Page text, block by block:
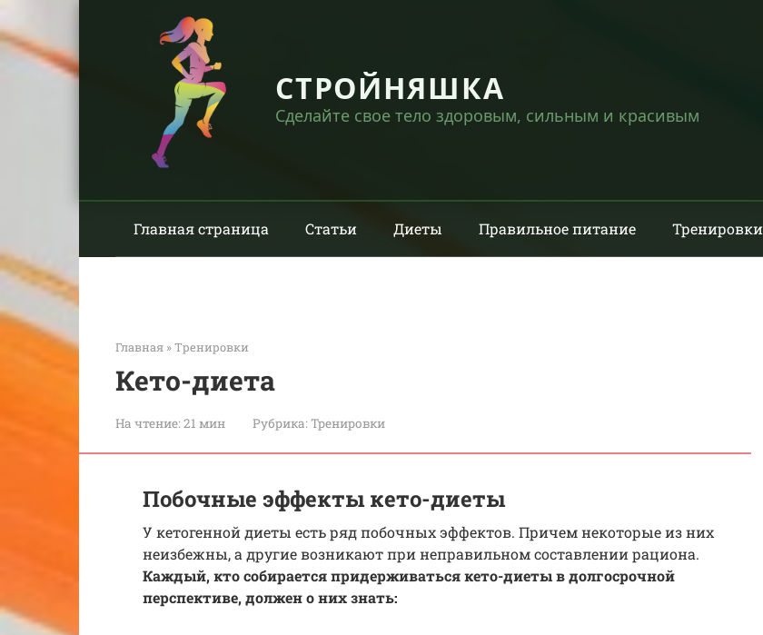
к
контенту
СТРОЙНЯШКА
Сделайте свое тело здоровым, сильным и красивым
Главная страница Статьи Диеты Правильное питание Тренировки
Главная »Тренировки
Кето-диета
На чтение:21 мин Рубрика:Тренировки
Побочные эффекты кето-диеты
У кетогенной диеты есть ряд побочных эффектов. Причем некоторые из них
неизбежны, а другие возникают при неправильном составлении рациона.
Каждый, кто собирается придерживаться кето-диеты в долгосрочной
перспективе, должен о них знать: